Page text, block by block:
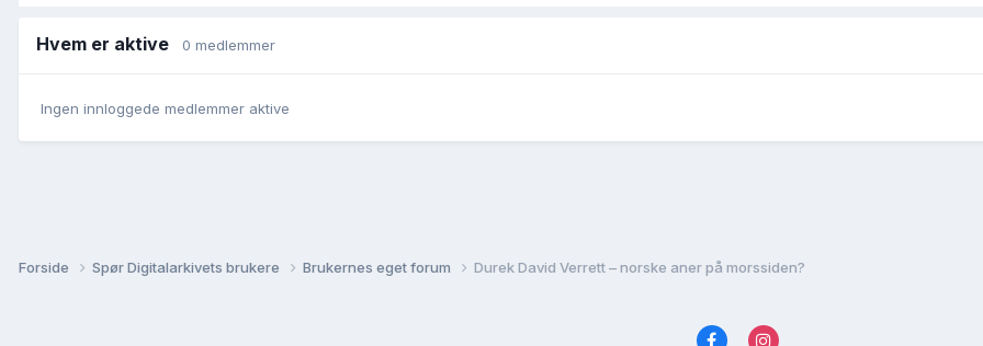
Hvem er aktive 0 medlemmer
Ingen innloggede medlemmer aktive
Forside Spør Digitalarkivets brukere Brukernes eget forum Durek David Verrett – norske aner på morssiden?